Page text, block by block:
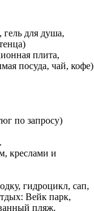
для душа,
плита,
посуда, чай, кофе)
по запросу)
креслами и
гидроцикл, сап,
Вейк парк,
пляж.